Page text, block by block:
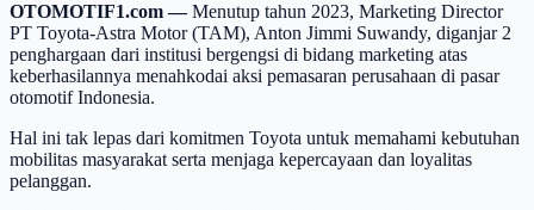
OTOMOTIF1.com —Menutup tahun 2023, Marketing Director
PT Toyota-Astra Motor (TAM), Anton Jimmi Suwandy, diganjar 2
penghargaan dari institusi bergengsi di bidang marketing atas
keberhasilannya menahkodai aksi pemasaran perusahaan di pasar
otomotif Indonesia.
Hal ini tak lepas dari komitmen Toyota untuk memahami kebutuhan
mobilitas masyarakat serta menjaga kepercayaan dan loyalitas
pelanggan.